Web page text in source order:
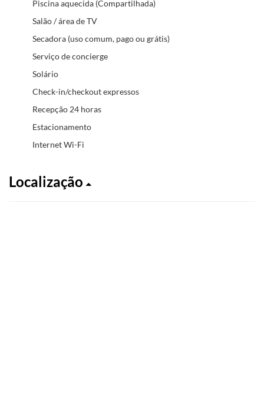
Piscina aquecida (Compartilhada)
Salão / área de TV
Secadora (uso comum, pago ou grátis)
Serviço de concierge
Solário
Check-in/checkout expressos
Recepção 24 horas
Estacionamento
Internet Wi-Fi
Localização